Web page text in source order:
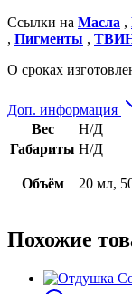
Ссылки на Масла ,
, Пигменты ,
О сроках
Доп. информация
Вес
Н/Д
Габариты Н/Д
Объём 20 мл,
Похожие